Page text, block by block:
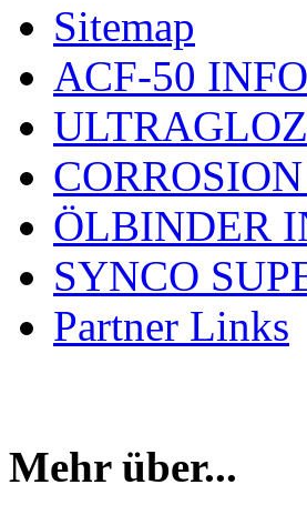
Sitemap
ACF-50 INFO
ÖLBINDER
SYNCO
Partner Links
Mehr über...